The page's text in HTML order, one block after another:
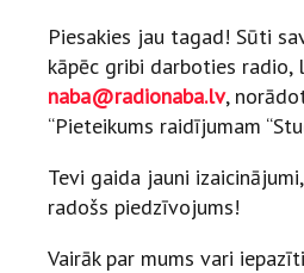
Piesakies jau tagad! Sūti
kāpēc gribi darboties radio,
naba@radionaba.lv,
“Pieteikums raidījumam
Tevi gaida jauni
radošs piedzīvojums!
Vairāk par mums vari